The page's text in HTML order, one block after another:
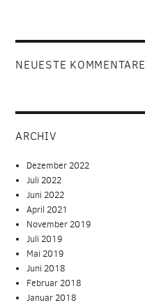
NEUESTE KOMMENTARE
ARCHIV
Dezember 2022
Juli 2022
Juni 2022
April 2021
November 2019
Juli 2019
Mai 2019
Juni 2018
Februar 2018
Januar 2018